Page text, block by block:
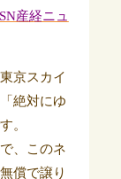
産経ニュ
京スカイ
絶対にゆ
。
、このネ
償で譲り